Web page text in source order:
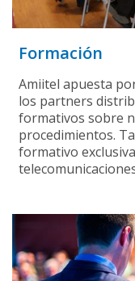
Formación
Amiitel apuesta
los partners
formativos sobre
procedimientos.
formativo